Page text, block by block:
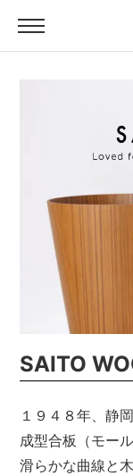
ブランドから探
当店について
お買い物ガイド
ポイントについて
配送料について
ラッピングにつ
メールマガジン
Instagram
SAITO
１９４８年、静
成型合板（モー
滑らかな曲線と